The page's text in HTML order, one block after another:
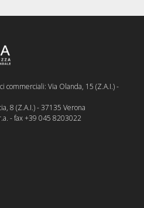
commerciali: Via Olanda, 15 (Z.A.I.) -
8 (Z.A.I.) - 37135 Verona
- fax +39 045 8203022